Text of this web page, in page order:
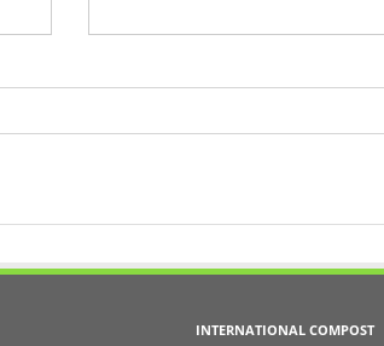
INTERNATIONAL COMPOST